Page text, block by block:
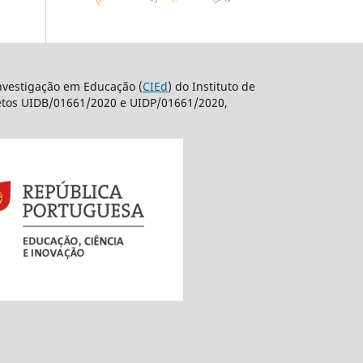
em Educação (CIEd) do Instituto de
UIDB/01661/2020 e UIDP/01661/2020,